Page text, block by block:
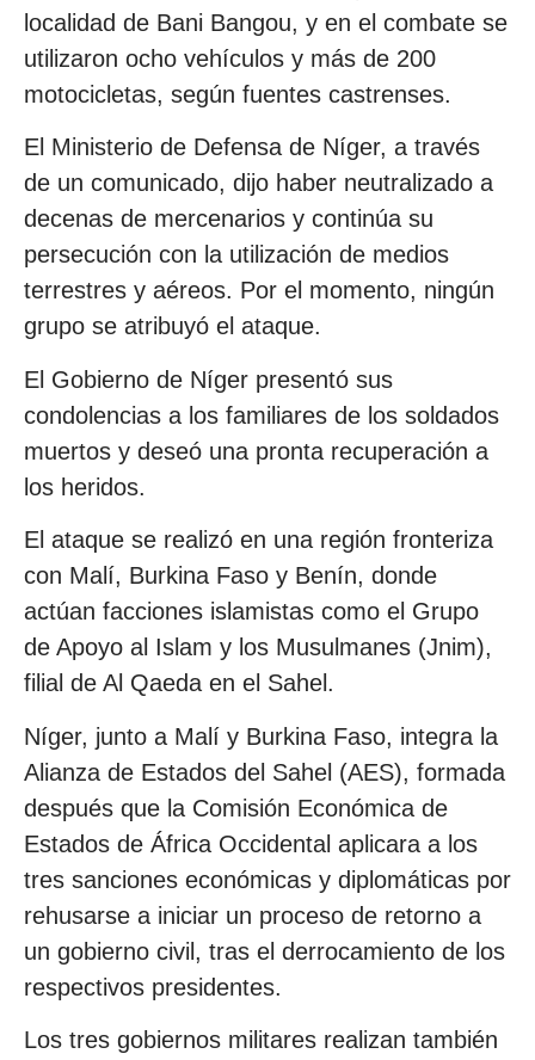
localidad de Bani Bangou, y en el combate se
utilizaron ocho vehículos y más de 200
motocicletas, según fuentes castrenses.
El Ministerio de Defensa de Níger, a través
de un comunicado, dijo haber neutralizado a
decenas de mercenarios y continúa su
persecución con la utilización de medios
terrestres y aéreos. Por el momento, ningún
grupo se atribuyó el ataque.
El Gobierno de Níger presentó sus
condolencias a los familiares de los soldados
muertos y deseó una pronta recuperación a
los heridos.
El ataque se realizó en una región fronteriza
con Malí, Burkina Faso y Benín, donde
actúan facciones islamistas como el Grupo
de Apoyo al Islam y los Musulmanes (Jnim),
filial de Al Qaeda en el Sahel.
Níger, junto a Malí y Burkina Faso, integra la
Alianza de Estados del Sahel (AES), formada
después que la Comisión Económica de
Estados de África Occidental aplicara a los
tres sanciones económicas y diplomáticas por
rehusarse a iniciar un proceso de retorno a
un gobierno civil, tras el derrocamiento de los
respectivos presidentes.
Los tres gobiernos militares realizan también